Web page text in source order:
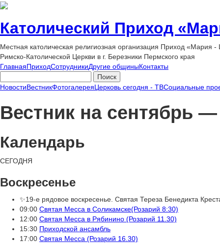
Католический Приход
Местная католическая религиозная организация Приход «Мария
Римско-Католической Церкви в г. Березники Пермского края
ГлавнаяПриходСотрудникиДругие общиныКонтакты
НовостиВестникФотогалереяЦерковь сегодня - ТВСоциальные
Вестник на сентябрь
Календарь
СЕГОДНЯ
Воскресенье
✨19-е рядовое воскресенье. Святая Тереза Бенедикта
09:00 Святая Месса в Соликамске(Розарий 8:30)
12:00 Святая Месса в Рябинино (Розарий 11.30)
15:30 Приходской ансамбль
17:00 Святая Месса (Розарий 16.30)